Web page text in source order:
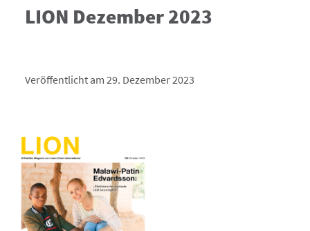
LION Dezember 2023
Veröffentlicht am 29. Dezember 2023